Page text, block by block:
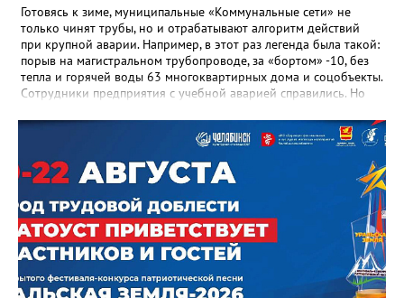
Готовясь к зиме, муниципальные «Коммунальные сети» не
только чинят трубы, но и отрабатывают алгоритм действий
при крупной аварии. Например, в этот раз легенда была такой:
порыв на магистральном трубопроводе, за «бортом» -10, без
тепла и горячей воды 63 многоквартирных дома и соцобъекты.
Сотрудники предприятия с учебной аварией справились. Но
отметили и недочёты. «Например, управляющие компании
несвоевременно приняли меры для предотвращения
“перемерзания” общей домовой тепловой сети
многоквартирного дома, отсутствовало взаимодействие с
ресурсоснабжающей организацией, ЕДДС и иными службами»,
— сообщила начальник Главного управления ГЖИ Ирина
Настенко. В следующий раз, рекомендовали в
Госжилинспекции, службы должны действовать слаженно. И
оперативно делиться информацией со всеми
заинтересованными – от поставщика тепла до конечных
потребителей.